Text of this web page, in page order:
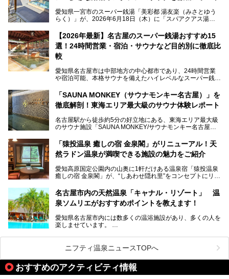
愛知県一宮市のスーパー銭湯「美彩都 湯友楽（みさとゆう
らく）」が、2026年6月18日（木）に「スパアクアス湯友
この地で30年にわたり愛され続けてきた施設だからこそ、
地元住民をはじめオープンを待ちわびている人も多いのでは
ないでしょうか。
老朽化した設備の補修を機に、2年前からじっくり構想を練
ってきたというだけあって、館内の充実度は想像以上。
以前の4倍に拡張したという露天エリアや10の浴槽、40人収
容の巨大なスタジアムサウナに、岩盤浴やリラクゼーション
までまるごと楽しめる施設に生まれ変わりました。
今回は、全面リニューアルして新しくなった「スパアクアス
【2026年最新】名古屋のスーパー銭湯おすすめ15
選！24時間営業・宿泊・サウナなど目的別に徹底比
較
愛知県名古屋市は中部地方の中心都市であり、24時間営業
や宿泊可能、本格サウナを備えたハイレベルなスーパー銭湯
そのため、「日々の仕事の疲れを心身ともにリセットした
い」「休日に時間を忘れて1日中ダラダラ過ごしたい」「コ
くある点が魅力です！
お好みの温泉施設を見つけて楽しんでくださいね。
「SAUNA MONKEY（サウナモンキー名古屋）」を
徹底解剖！東海エリア最大級のサウナ体験レポート
名古屋駅から徒歩約5分の好立地にある、東海エリア最大級
のサウナ施設「SAUNA MONKEY/サウナモンキー名古屋」
「名古屋駅周辺ってサウナが少ないよね」という声をよく耳
にするだけあり、アクセスの良さにも胸が高鳴ります。
今回は普段は男性専用となっているパブリックサウナが、女
さっそく取材してきました！
「猿投温泉 癒しの宿 金泉閣」がリニューアル！天
然ラドン温泉が満喫できる施設の魅力をご紹介
愛知高原国定公園内の山奥に1軒だけある温泉宿「猿投温泉
癒しの宿 金泉閣」が、“しあわせ隠れ里”をコンセプトにリニ
天然ラドン温泉が堪能できるお風呂や、新設・改装された客
室、地元の食材と温泉水で作られたお料理……。
ご紹介します。
名古屋市内の天然温泉「キャナル・リゾート」 温
泉ソムリエがおすすめポイントを教えます！
愛知県名古屋市内には数多くの温浴施設があり、多くの人を
楽しませています。
ムリエの目線で紹介していきます！
名古屋市内にはスーパー銭湯や日帰り温泉が多く、「どこに
行こうかな？」と悩んでしまう方も多いと思います。
ぜひこの記事を参考にして「キャナル・リゾート」に出かけ
てみるのはいかがでしょうか？
ニフティ温泉ニュースTOPへ
おすすめのアクティビティ情報